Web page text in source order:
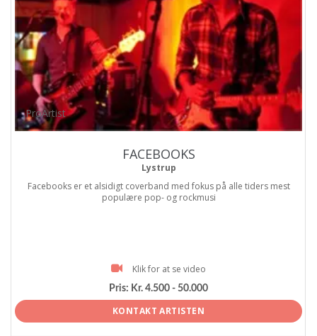
ProArtist
FACEBOOKS
Lystrup
Facebooks er et alsidigt coverband med fokus på alle tiders mest
populære pop- og rockmusi
Klik for at se video
Pris: Kr. 4.500 - 50.000
KONTAKT ARTISTEN